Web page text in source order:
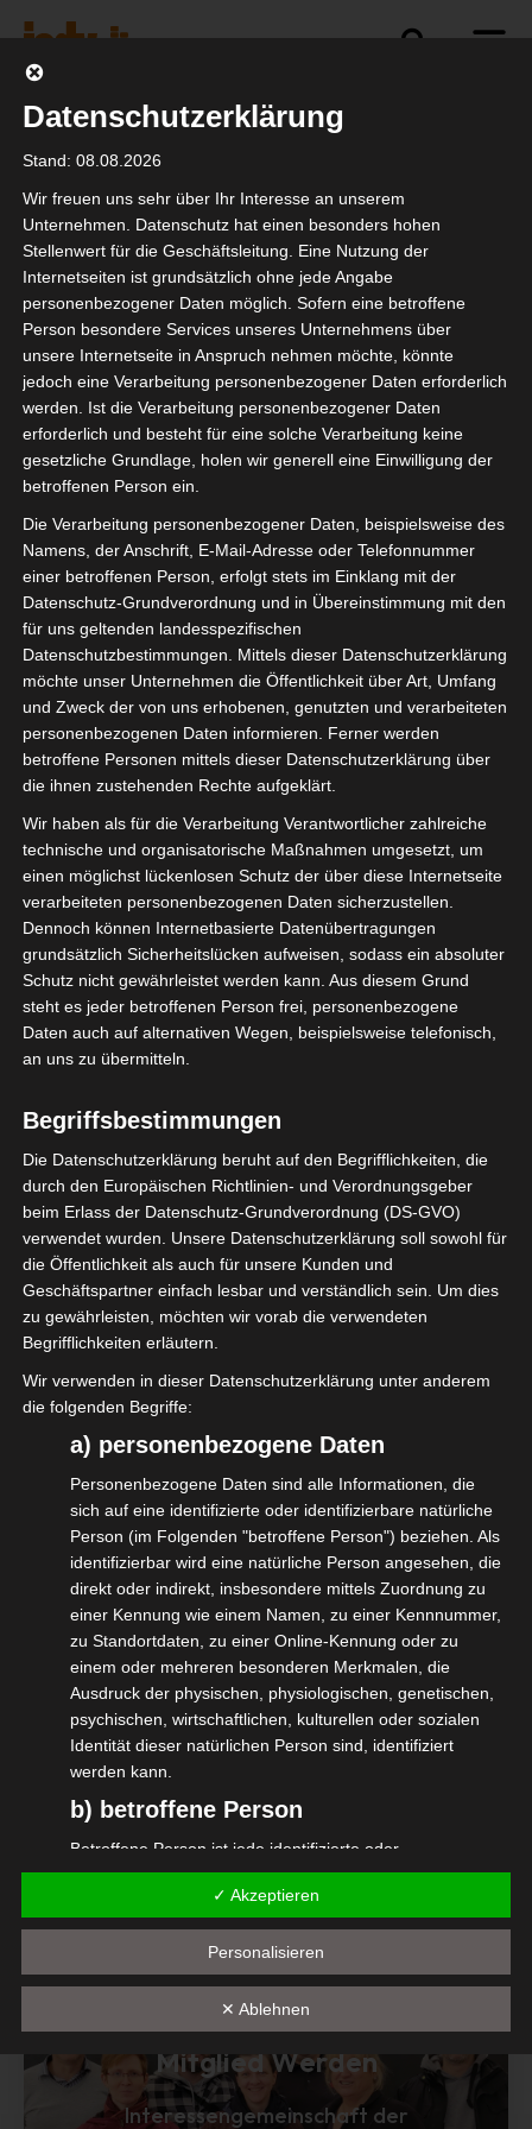
Selbstständigkeit
RSS-Feed
Immer up-to-date mit dem neuen
kostenlosen RSS-Feed der isdv.
Jede News, die bei uns rausgeht, wird sofort
im RSS-Feed angezeigt.
So bekommst Du alles mit, ohne
Internetseiten zu besuchen und rumklicken
zu müssen.
Probiere es aus unter:
https://www.isdv.net/feed/
Mit einem RSS-Reader geht es noch
komfortabler. Auch die gibt es kostenlos in
vielen Varianten.
Zudem kannst Du in Deinem Mailprogram
(z.B. Outlook) RSS-Feeds aktivieren und
diese in dem Programm wie eine Email
nutzen.
#isdv #wirGemeinsamJetzt #selbständig
#selbstaendig
(Bild vonFreeClipartsaufPixabay)
Diesen Beitrag teilen
Mitglied Werden
Interessengemeinschaft der
Datenschutzerklärung
Stand: 08.08.2026
Wir freuen uns sehr über Ihr Interesse an unserem
Unternehmen. Datenschutz hat einen besonders hohen
Stellenwert für die Geschäftsleitung. Eine Nutzung der
Internetseiten ist grundsätzlich ohne jede Angabe
personenbezogener Daten möglich. Sofern eine betroffene
Person besondere Services unseres Unternehmens über
unsere Internetseite in Anspruch nehmen möchte, könnte
jedoch eine Verarbeitung personenbezogener Daten erforderlich
werden. Ist die Verarbeitung personenbezogener Daten
erforderlich und besteht für eine solche Verarbeitung keine
gesetzliche Grundlage, holen wir generell eine Einwilligung der
betroffenen Person ein.
Die Verarbeitung personenbezogener Daten, beispielsweise des
Namens, der Anschrift, E-Mail-Adresse oder Telefonnummer
einer betroffenen Person, erfolgt stets im Einklang mit der
Datenschutz-Grundverordnung und in Übereinstimmung mit den
für uns geltenden landesspezifischen
Datenschutzbestimmungen. Mittels dieser Datenschutzerklärung
möchte unser Unternehmen die Öffentlichkeit über Art, Umfang
und Zweck der von uns erhobenen, genutzten und verarbeiteten
personenbezogenen Daten informieren. Ferner werden
betroffene Personen mittels dieser Datenschutzerklärung über
die ihnen zustehenden Rechte aufgeklärt.
Wir haben als für die Verarbeitung Verantwortlicher zahlreiche
technische und organisatorische Maßnahmen umgesetzt, um
einen möglichst lückenlosen Schutz der über diese Internetseite
verarbeiteten personenbezogenen Daten sicherzustellen.
Dennoch können Internetbasierte Datenübertragungen
grundsätzlich Sicherheitslücken aufweisen, sodass ein absoluter
Schutz nicht gewährleistet werden kann. Aus diesem Grund
steht es jeder betroffenen Person frei, personenbezogene
Daten auch auf alternativen Wegen, beispielsweise telefonisch,
an uns zu übermitteln.
Begriffsbestimmungen
Die Datenschutzerklärung beruht auf den Begrifflichkeiten, die
durch den Europäischen Richtlinien- und Verordnungsgeber
beim Erlass der Datenschutz-Grundverordnung (DS-GVO)
verwendet wurden. Unsere Datenschutzerklärung soll sowohl für
die Öffentlichkeit als auch für unsere Kunden und
Geschäftspartner einfach lesbar und verständlich sein. Um dies
zu gewährleisten, möchten wir vorab die verwendeten
Begrifflichkeiten erläutern.
Wir verwenden in dieser Datenschutzerklärung unter anderem
die folgenden Begriffe:
a) personenbezogene Daten
Personenbezogene Daten sind alle Informationen, die
sich auf eine identifizierte oder identifizierbare natürliche
Person (im Folgenden "betroffene Person") beziehen. Als
identifizierbar wird eine natürliche Person angesehen, die
direkt oder indirekt, insbesondere mittels Zuordnung zu
einer Kennung wie einem Namen, zu einer Kennnummer,
zu Standortdaten, zu einer Online-Kennung oder zu
einem oder mehreren besonderen Merkmalen, die
Ausdruck der physischen, physiologischen, genetischen,
psychischen, wirtschaftlichen, kulturellen oder sozialen
Identität dieser natürlichen Person sind, identifiziert
werden kann.
b) betroffene Person
Betroffene Person ist jede identifizierte oder
identifizierbare natürliche Person, deren
personenbezogene Daten von dem für die Verarbeitung
Verantwortlichen verarbeitet werden.
c) Verarbeitung
Verarbeitung ist jeder mit oder ohne Hilfe automatisierter
Verfahren ausgeführte Vorgang oder jede solche
Vorgangsreihe im Zusammenhang mit
personenbezogenen Daten wie das Erheben, das
Erfassen, die Organisation, das Ordnen, die Speicherung,
✓ Akzeptieren
Personalisieren
✕ Ablehnen